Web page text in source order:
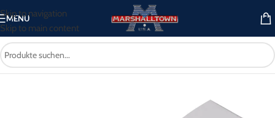
Skip to navigation
Skip to main content
MENU
Malerei- und Wandwerkzeuge Spachtel